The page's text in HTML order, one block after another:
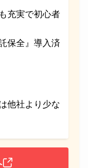
充実で初心者
保全』導入済
他社より少な